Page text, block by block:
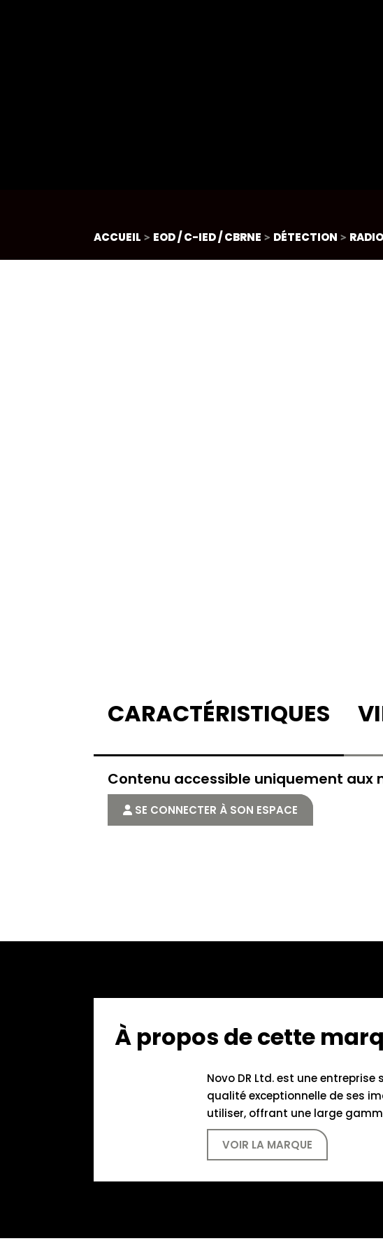
ACCUEIL > EOD / C-IED / CBRNE > DÉTECTION >
CARACTÉRISTIQUES
Contenu accessible uniquement aux
SE CONNECTER À SON ESPACE
À propos de cette
Novo DR Ltd. est une
qualité exceptionnelle de ses
utiliser, offrant une large
VOIR LA MARQUE